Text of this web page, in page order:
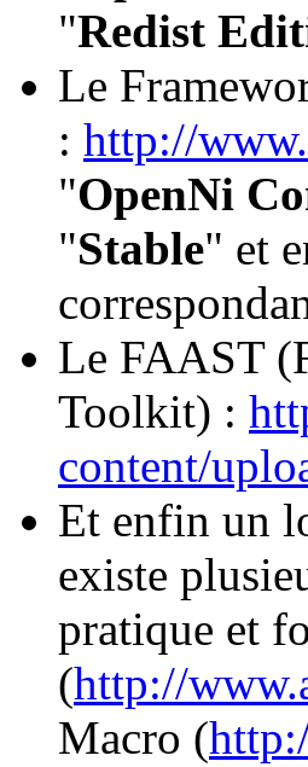
"Redist
Le
: http://
"OpenNi
"Stable" et
Le FAAST
Toolkit) :
content/
Et enfin un
existe
pratique et
(http://
Macro (